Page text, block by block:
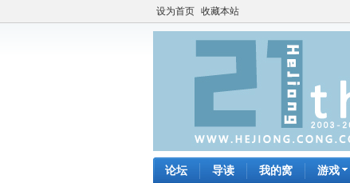
设为首页 收藏本站
论坛 导读 我的窝 游戏